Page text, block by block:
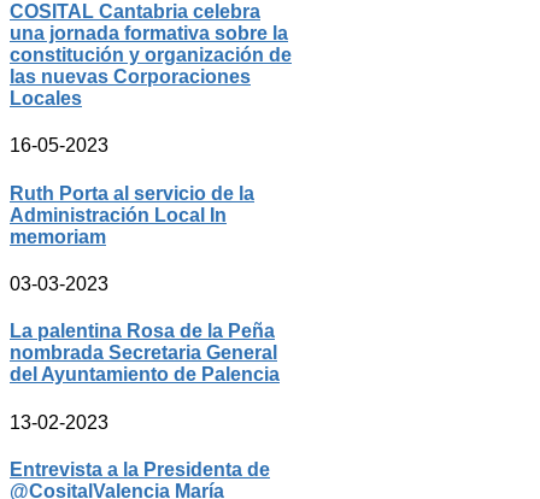
COSITAL Cantabria celebra
una jornada formativa sobre la
constitución y organización de
las nuevas Corporaciones
Locales
16-05-2023
Ruth Porta al servicio de la
Administración Local In
memoriam
03-03-2023
La palentina Rosa de la Peña
nombrada Secretaria General
del Ayuntamiento de Palencia
13-02-2023
Entrevista a la Presidenta de
@CositalValencia María